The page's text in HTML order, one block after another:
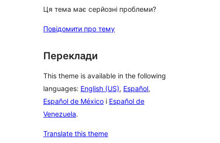
Ця тема має серйозні проблеми?
Повідомити про тему
Переклади
This theme is available in the following
languages: English (US), Español,
Español de México і Español de
Venezuela.
Translate this theme